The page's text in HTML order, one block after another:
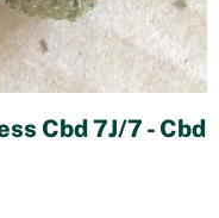
Cbd 7J/7 - Cbd